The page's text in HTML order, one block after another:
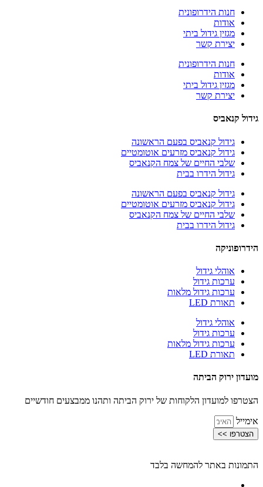
חנות הידרופונית
אודות
מגזין גידול ביתי
יצירת קשר
חנות הידרופונית
אודות
מגזין גידול ביתי
יצירת קשר
גידול קנאביס
גידול קנאביס בפעם הראשונה
גידול קנאביס מזרעים אוטומטיים
שלבי החיים של צמח הקנאביס
גידול הידרו בבית
גידול קנאביס בפעם הראשונה
גידול קנאביס מזרעים אוטומטיים
שלבי החיים של צמח הקנאביס
גידול הידרו בבית
הידרופוניקה
אוהלי גידול
ערכות גידול
ערכות גידול מלאות
תאורת LED
אוהלי גידול
ערכות גידול
ערכות גידול מלאות
תאורת LED
מועדון ירוק הביתה
הצטרפו למועדון הלקוחות של ירוק הביתה ותהנו ממבצעים חודשיים
אימייל
הצטרפו >>
התמונות באתר להמחשה בלבד